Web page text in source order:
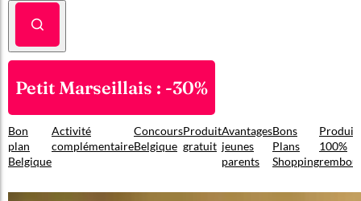
Petit Marseillais : -30%
Bon
plan
Belgique
Activité
complémentaire
Concours
Belgique
Produit
gratuit
Avantages
jeunes
parents
Bons
Plans
Shopping
Produit
100%